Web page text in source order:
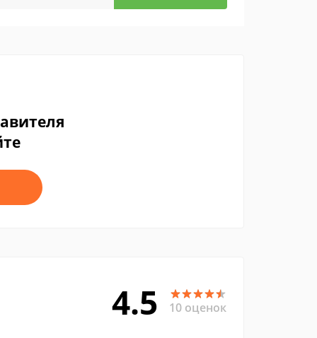
4.5 10 оценок